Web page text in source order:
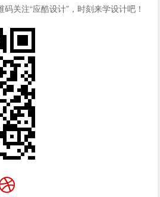
关注“应酷设计”，时刻来学设计吧！